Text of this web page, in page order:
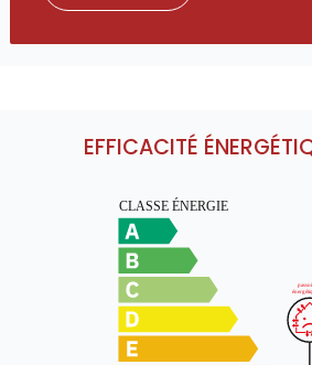
EFFICACITÉ